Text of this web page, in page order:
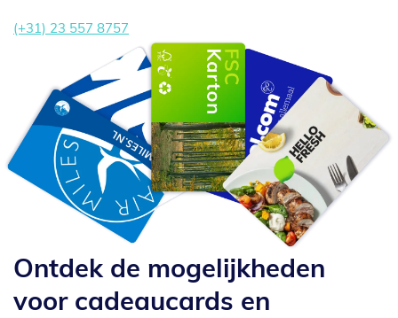
(+31) 23 557 8757
Ontdek de mogelijkheden
voor cadeaucards en